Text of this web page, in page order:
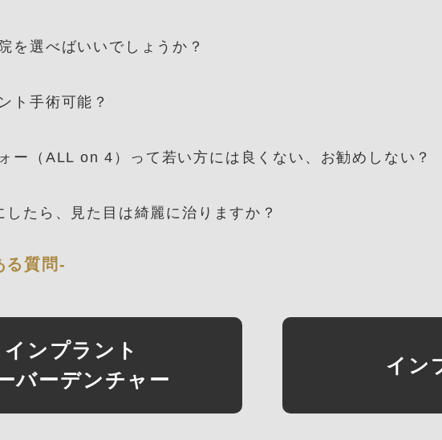
を選べばいいでしょうか？
ト手術可能？
ー（ALL on 4）って若い方には良くない、お勧めしない？
したら、見た目は綺麗に治りますか？
る質問-
インプラント
バーデンチャー
イン